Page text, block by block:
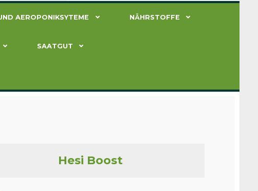
AEROPONIKSYTEME NÄHRSTOFFE
SAATGUT
Hesi Boost